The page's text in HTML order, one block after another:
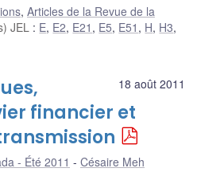
, Articles de la Revue de la
JEL : E, E2, E21 , E5, E51 , H, H3,
18 août 2011
financier et
- Été 2011 Césaire Meh